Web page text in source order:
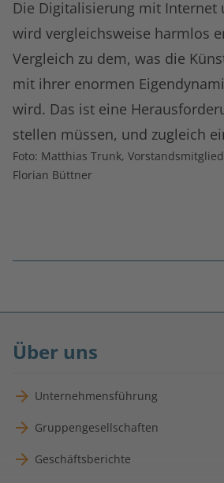
Die Digitalisierung mit Internet
wird vergleichsweise harmlos
Vergleich zu dem, was die
mit ihrer enormen
wird. Das ist eine
stellen müssen, und zugleich
Foto: Matthias Trunk, Vorstandsmitglied
Florian Büttner
Über uns
Unternehmensführung
Gruppengesellschaften
Geschäftsberichte